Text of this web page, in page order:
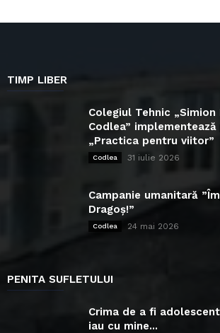
TIMP LIBER
Colegiul Tehnic „Simion
Codlea”
„Practica pentru viitor”
Codlea 31 iulie 2026
Campanie umanitară
Dragoș!”
Codlea 24 mai 2026
PENITA SUFLETULUI
Crima de a fi
iau cu mine...